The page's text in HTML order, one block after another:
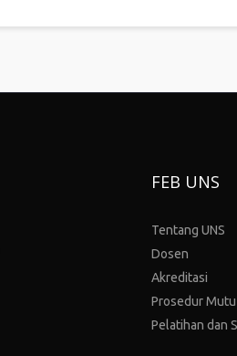
FEB UNS
Tentang UNS
Dosen
Akreditasi
Prosedur Mutu
Pelatihan dan